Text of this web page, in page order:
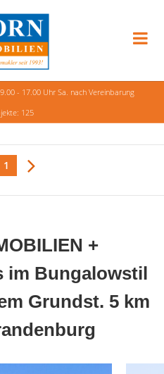
- 17.00 Uhr Sa. nach Vereinbarung
125
1
+
im Bungalowstil
Grundst. 5 km